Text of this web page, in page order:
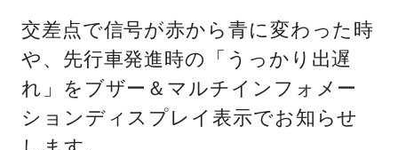
交差点で信号が赤から青に変わった時
や、先行車発進時の「うっかり出遅
れ」をブザー＆マルチインフォメー
ションディスプレイ表示でお知らせ